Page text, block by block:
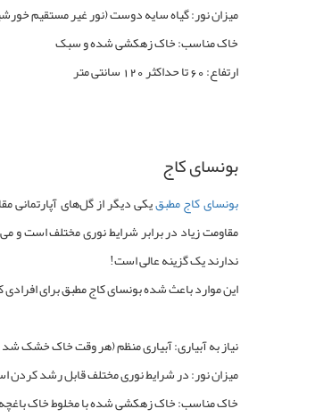
میزان نور: گیاه سایه دوست (نور غیر مستقیم
خاک مناسب: خاک زهکشی شده و سبک
ارتفاع: 60 تا حداکثر 120 سانتی متر
بونسای کاج
بونسای کاج مطبقیکی دیگر ازگل‌های آپارتمانی
مقاومت زیاد در برابر شرایط نوری مختلف است و
ندارند یک گزینه عالی است!
این موارد باعث شده بونسای کاج مطبق برای
نیاز به آبیاری: آبیاری منظم (هر وقت خاک خشک
میزان نور: در شرایط نوری مختلف قابل رشد کردن
خاک مناسب: خاک زهکشی شده با مخلوط خاک باغچه